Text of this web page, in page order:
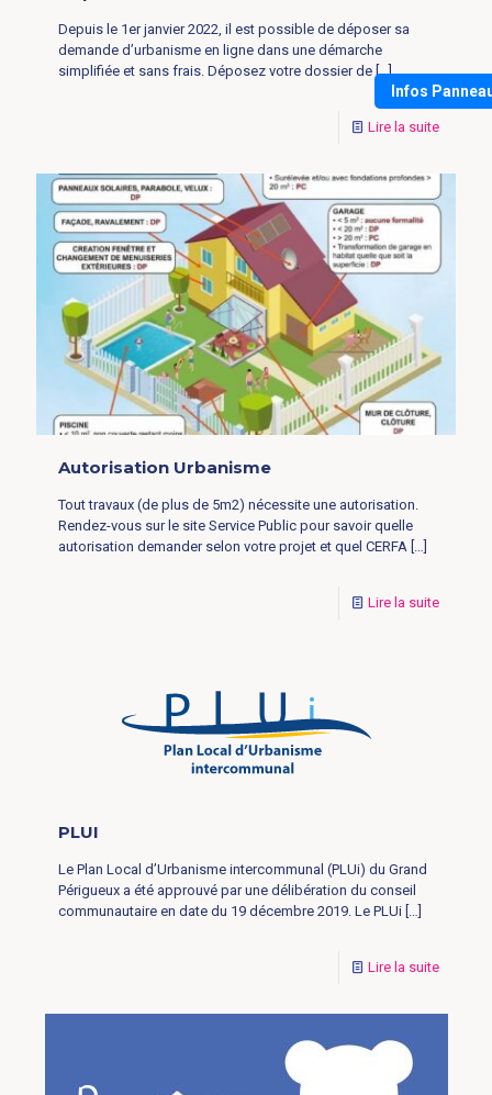
Depuis le 1er janvier 2022, il est possible de déposer sa
demande d’urbanisme en ligne dans une démarche
simplifiée et sans frais. Déposez votre dossier de […]
Lire la suite
Autorisation Urbanisme
Tout travaux (de plus de 5m2) nécessite une autorisation.
Rendez-vous sur le site Service Public pour savoir quelle
autorisation demander selon votre projet et quel CERFA […]
Lire la suite
PLUI
Le Plan Local d’Urbanisme intercommunal (PLUi) du Grand
Périgueux a été approuvé par une délibération du conseil
communautaire en date du 19 décembre 2019. Le PLUi […]
Lire la suite
Infos